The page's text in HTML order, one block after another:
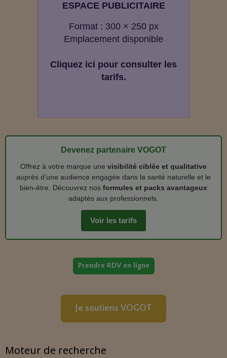
ESPACE PUBLICITAIRE
Format : 300 × 250 px
Emplacement disponible
Cliquez ici pour consulter les
tarifs.
Devenez partenaire VOGOT
Offrez à votre marque une visibilité ciblée et qualitative
auprès d’une audience engagée dans la santé naturelle et le
bien‑être. Découvrez nos formules et packs avantageux
adaptés aux professionnels.
Voir les tarifs
Prendre RDV en ligne
Je soutiens VOGOT
Moteur de recherche